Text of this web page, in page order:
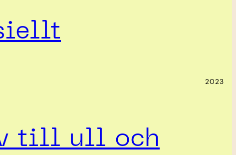
2023
till ull och